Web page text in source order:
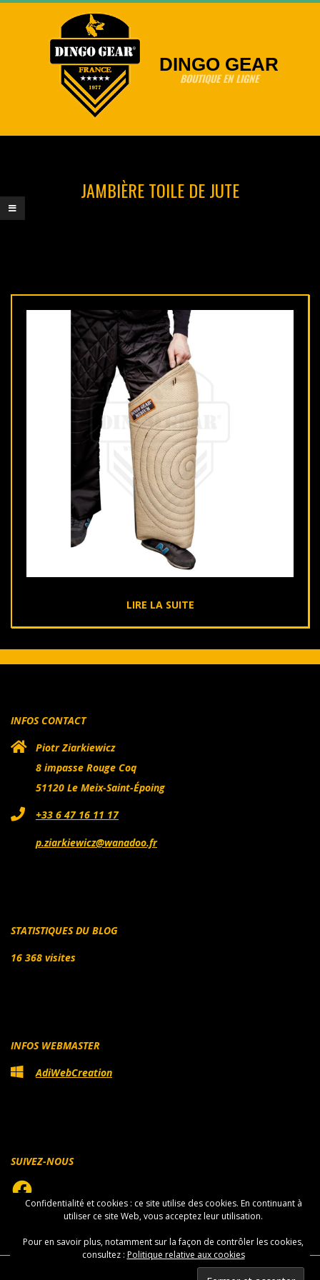
Skip
DINGO GEAR
BOUTIQUE EN LIGNE
JAMBIÈRE TOILE DE JUTE
LIRE LA SUITE
04-
12
Confidentialité et cookies : ce site utilise des cookies. En continuant à
utiliser ce site Web, vous acceptez leur utilisation.
Pour en savoir plus, notamment sur la façon de contrôler les cookies,
consultez : Politique relative aux cookies
INFOS CONTACT
Piotr Ziarkiewicz
8 impasse Rouge Coq
51120 Le Meix-Saint-Époing
+33 6 47 16 11 17
p.ziarkiewicz@wanadoo.fr
STATISTIQUES DU BLOG
16 368 visites
INFOS WEBMASTER
AdiWebCreation
SUIVEZ-NOUS
Facebook